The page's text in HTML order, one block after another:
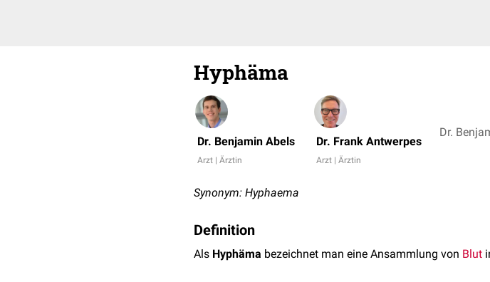
Hyphäma
Dr. Benjamin Abels
Arzt | Ärztin
Dr. Frank Antwerpes
Arzt | Ärztin
Synonym: Hyphaema
Definition
Als Hyphäma bezeichnet man eine Ansammlung von Blut